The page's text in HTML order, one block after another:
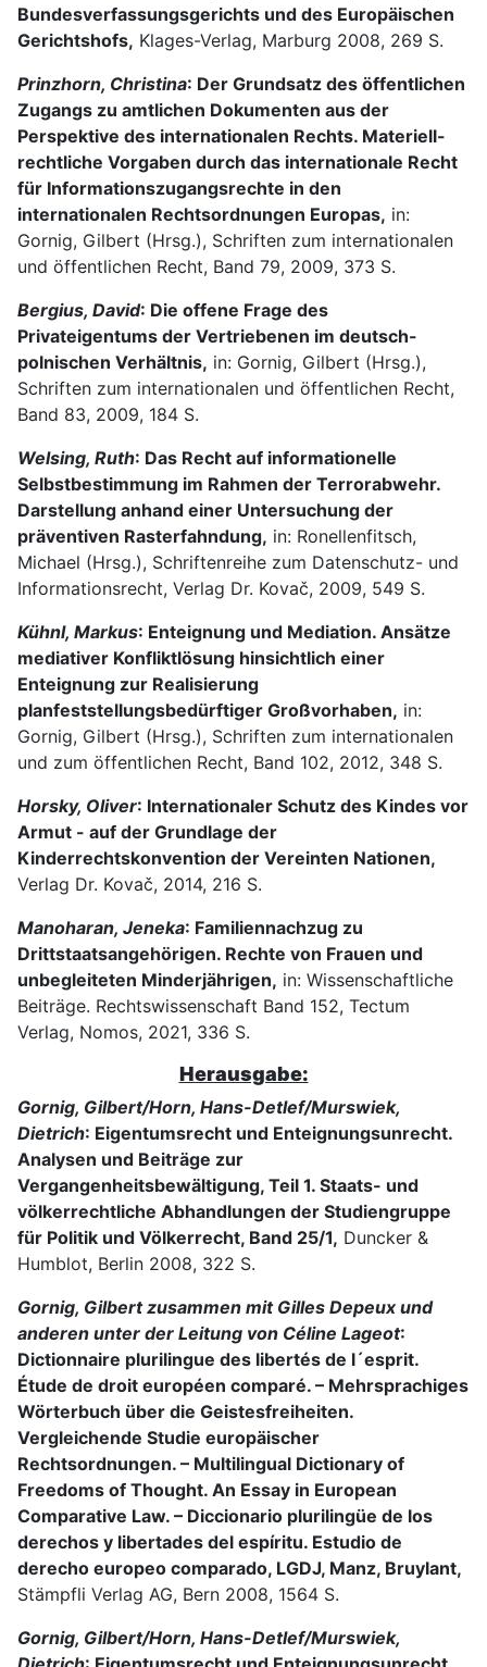
Bundesverfassungsgerichts und des Europäischen
Gerichtshofs, Klages-Verlag, Marburg 2008, 269 S.
Prinzhorn, Christina: Der Grundsatz des öffentlichen
Zugangs zu amtlichen Dokumenten aus der
Perspektive des internationalen Rechts. Materiell-
rechtliche Vorgaben durch das internationale Recht
für Informationszugangsrechte in den
internationalen Rechtsordnungen Europas, in:
Gornig, Gilbert (Hrsg.), Schriften zum internationalen
und öffentlichen Recht, Band 79, 2009, 373 S.
Bergius, David: Die offene Frage des
Privateigentums der Vertriebenen im deutsch-
polnischen Verhältnis, in: Gornig, Gilbert (Hrsg.),
Schriften zum internationalen und öffentlichen Recht,
Band 83, 2009, 184 S.
Welsing, Ruth: Das Recht auf informationelle
Selbstbestimmung im Rahmen der Terrorabwehr.
Darstellung anhand einer Untersuchung der
präventiven Rasterfahndung, in: Ronellenfitsch,
Michael (Hrsg.), Schriftenreihe zum Datenschutz- und
Informationsrecht, Verlag Dr. Kovač, 2009, 549 S.
Kühnl, Markus: Enteignung und Mediation. Ansätze
mediativer Konfliktlösung hinsichtlich einer
Enteignung zur Realisierung
planfeststellungsbedürftiger Großvorhaben, in:
Gornig, Gilbert (Hrsg.), Schriften zum internationalen
und zum öffentlichen Recht, Band 102, 2012, 348 S.
Horsky, Oliver: Internationaler Schutz des Kindes vor
Armut - auf der Grundlage der
Kinderrechtskonvention der Vereinten Nationen,
Verlag Dr. Kovač, 2014, 216 S.
Manoharan, Jeneka: Familiennachzug zu
Drittstaatsangehörigen. Rechte von Frauen und
unbegleiteten Minderjährigen, in: Wissenschaftliche
Beiträge. Rechtswissenschaft Band 152, Tectum
Verlag, Nomos, 2021, 336 S.
Herausgabe:
Gornig, Gilbert/Horn, Hans-Detlef/Murswiek,
Dietrich: Eigentumsrecht und Enteignungsunrecht.
Analysen und Beiträge zur
Vergangenheitsbewältigung, Teil 1. Staats- und
völkerrechtliche Abhandlungen der Studiengruppe
für Politik und Völkerrecht, Band 25/1, Duncker &
Humblot, Berlin 2008, 322 S.
Gornig, Gilbert zusammen mit Gilles Depeux und
anderen unter der Leitung von Céline Lageot:
Dictionnaire plurilingue des libertés de l´esprit.
Étude de droit européen comparé. – Mehrsprachiges
Wörterbuch über die Geistesfreiheiten.
Vergleichende Studie europäischer
Rechtsordnungen. – Multilingual Dictionary of
Freedoms of Thought. An Essay in European
Comparative Law. – Diccionario plurilingüe de los
derechos y libertades del espíritu. Estudio de
derecho europeo comparado, LGDJ, Manz, Bruylant,
Stämpfli Verlag AG, Bern 2008, 1564 S.
Gornig, Gilbert/Horn, Hans-Detlef/Murswiek,